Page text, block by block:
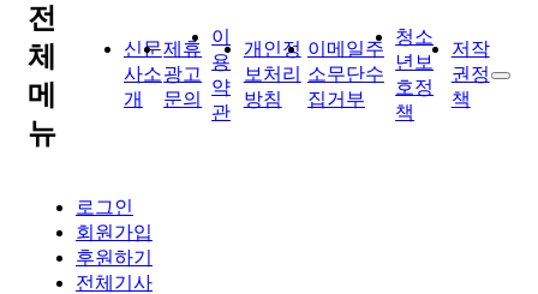
전
체
메
뉴
신문
사소
개
제휴
광고
문의
이
용
약
관
개인정
보처리
방침
이메일주
소무단수
집거부
청소
년보
호정
책
저작
권정
책
로그인
회원가입
후원하기
전체기사